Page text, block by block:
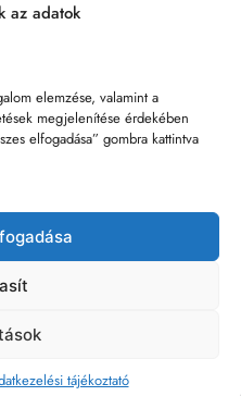
az adatok
elemzése, valamint a
megjelenítése érdekében
elfogadása” gombra kattintva
tájékoztató